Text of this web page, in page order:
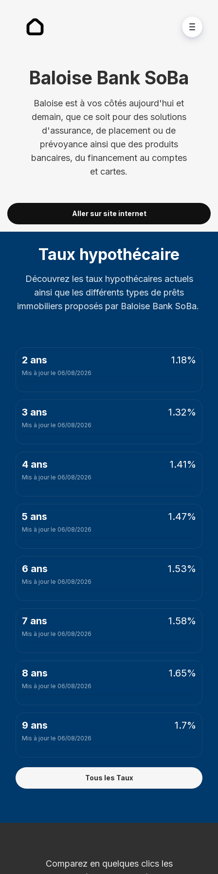
Baloise Bank SoBa
Baloise est à vos côtés aujourd'hui et
demain, que ce soit pour des solutions
d'assurance, de placement ou de
prévoyance ainsi que des produits
bancaires, du financement au comptes
et cartes.
Aller sur site internet
Taux hypothécaire
Découvrez les taux hypothécaires actuels
ainsi que les différents types de prêts
immobiliers proposés par Baloise Bank SoBa.
2 ans 1.18%
Mis à jour le 06/08/2026
3 ans 1.32%
Mis à jour le 06/08/2026
4 ans 1.41%
Mis à jour le 06/08/2026
5 ans 1.47%
Mis à jour le 06/08/2026
6 ans 1.53%
Mis à jour le 06/08/2026
7 ans 1.58%
Mis à jour le 06/08/2026
8 ans 1.65%
Mis à jour le 06/08/2026
9 ans 1.7%
Mis à jour le 06/08/2026
Tous les Taux
Comparez en quelques clics les